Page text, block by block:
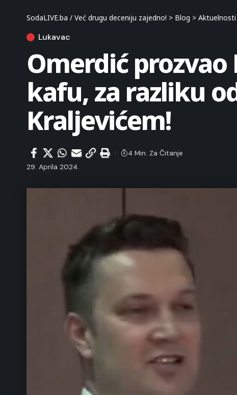
SodaLIVE.ba / Već drugu deceniju zajedno! > Blog > Aktuelnosti
Lukavac
Omerdić prozvao
kafu, za razliku
Kraljevićem!
29. Aprila 2024.
4 Min. Za Čitanje